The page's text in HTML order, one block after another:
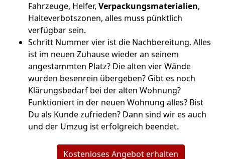
Fahrzeuge, Helfer, Verpackungsmaterialien,
Halteverbotszonen, alles muss pünktlich
verfügbar sein.
Schritt Nummer vier ist die Nachbereitung. Alles
ist im neuen Zuhause wieder an seinem
angestammten Platz? Die alten vier Wände
wurden besenrein übergeben? Gibt es noch
Klärungsbedarf bei der alten Wohnung?
Funktioniert in der neuen Wohnung alles? Bist
Du als Kunde zufrieden? Dann sind wir es auch
und der Umzug ist erfolgreich beendet.
Kostenloses Angebot erhalten